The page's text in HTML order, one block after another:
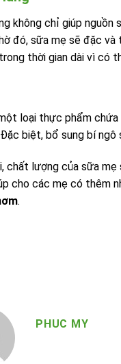
không chỉ giúp
đó, sữa mẹ sẽ đặc và
thời gian dài vì có
loại thực phẩm
biệt, bổ sung bí
chất lượng của sữa
cho các mẹ có thêm
.
PHUC MY